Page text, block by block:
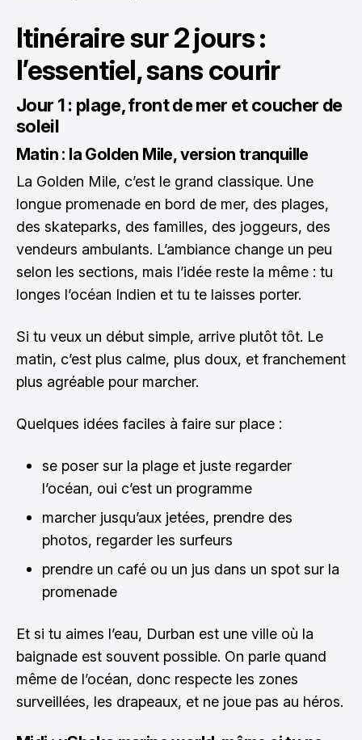
Itinéraire sur 2 jours :
l’essentiel, sans courir
Jour 1 : plage, front de mer et coucher de
soleil
Matin : la Golden Mile, version tranquille
La Golden Mile, c’est le grand classique. Une
longue promenade en bord de mer, des plages,
des skateparks, des familles, des joggeurs, des
vendeurs ambulants. L’ambiance change un peu
selon les sections, mais l’idée reste la même : tu
longes l’océan Indien et tu te laisses porter.
Si tu veux un début simple, arrive plutôt tôt. Le
matin, c’est plus calme, plus doux, et franchement
plus agréable pour marcher.
Quelques idées faciles à faire sur place :
se poser sur la plage et juste regarder
l’océan, oui c’est un programme
marcher jusqu’aux jetées, prendre des
photos, regarder les surfeurs
prendre un café ou un jus dans un spot sur la
promenade
Et si tu aimes l’eau, Durban est une ville où la
baignade est souvent possible. On parle quand
même de l’océan, donc respecte les zones
surveillées, les drapeaux, et ne joue pas au héros.